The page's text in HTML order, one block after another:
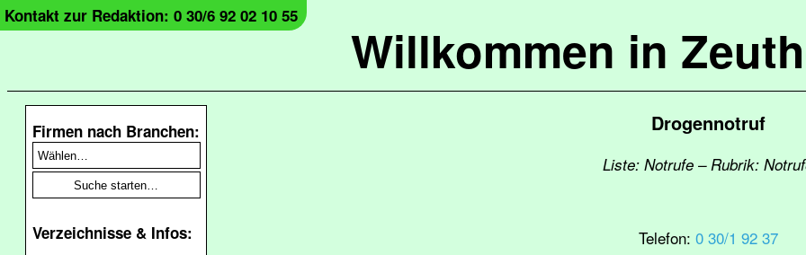
Willkommen in
Kontakt zur Redaktion: 0 30/6 92 02 10 55
Firmen nach Branchen:
Verzeichnisse & Infos:
Drogennotruf
Liste: Notrufe – Rubrik:
Telefon: 0 30/1 92 37